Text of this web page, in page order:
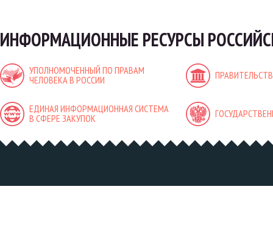
ИНФОРМАЦИОННЫЕ РЕСУРСЫ
УПОЛНОМОЧЕННЫЙ ПО ПРАВАМ
ЧЕЛОВЕКА В РОССИИ
ЕДИНАЯ ИНФОРМАЦИОННАЯ СИСТЕМА
В СФЕРЕ ЗАКУПОК